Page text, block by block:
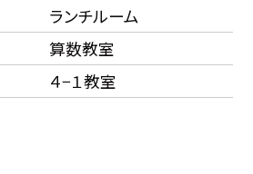
ランチルーム
算数教室
４−１教室